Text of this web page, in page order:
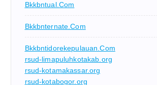
Bkkbntual.com
Bkkbnternate.com
Bkkbntidorekepulauan.com
rsud-limapuluhkotakab.org
rsud-kotamakassar.org
rsud-kotabogor.org